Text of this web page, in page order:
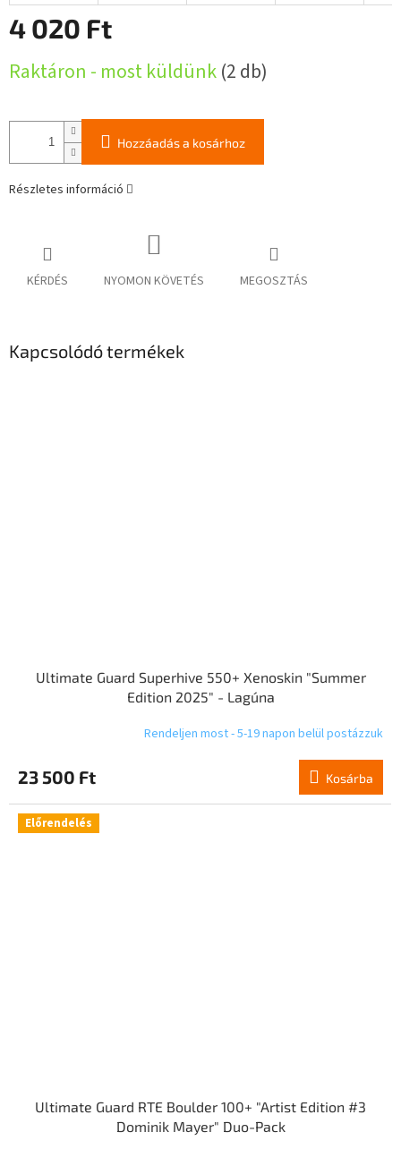
4 020 Ft
Raktáron - most küldünk(2 db)
Hozzáadás a kosárhoz
Részletes információ
KÉRDÉS NYOMON KÖVETÉS MEGOSZTÁS
Kapcsolódó termékek
Ultimate Guard Superhive 550+ Xenoskin "Summer
Edition 2025" - Lagúna
Rendeljen most - 5-19 napon belül postázzuk
23 500 Ft Kosárba
Előrendelés
Ultimate Guard RTE Boulder 100+ "Artist Edition #3
Dominik Mayer" Duo-Pack